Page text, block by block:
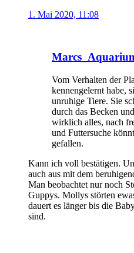
1. Mai 2020, 11:08
Vom Verhalten der
kennengelernt habe,
unruhige Tiere. Sie
durch das Becken
wirklich alles, nach
und Futtersuche
gefallen.
Kann ich voll bestätigen.
auch aus mit dem
Man beobachtet nur noch
Guppys. Mollys störten
dauert es länger bis die
sind.